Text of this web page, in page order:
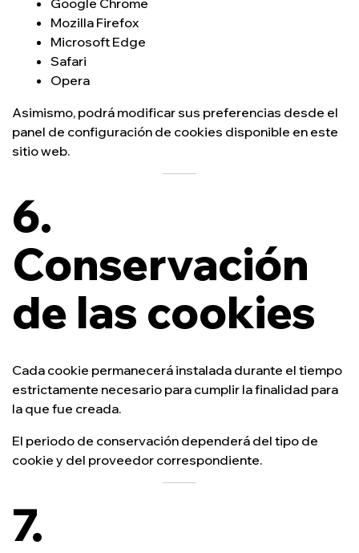
Mozilla Firefox
Microsoft Edge
Safari
Opera
Asimismo, podrá modificar sus preferencias desde el
panel de configuración de cookies disponible en este
sitio web.
6.
Conservación
de las cookies
Cada cookie permanecerá instalada durante el tiempo
estrictamente necesario para cumplir la finalidad para
la que fue creada.
El periodo de conservación dependerá del tipo de
cookie y del proveedor correspondiente.
7.